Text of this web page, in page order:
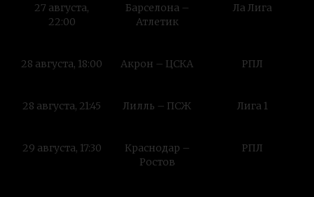
27 августа,
22:00
Барселона –
Атлетик
Ла Лига
28 августа, 18:00 Акрон – ЦСКА РПЛ
28 августа, 21:45 Лилль – ПСЖ Лига 1
29 августа, 17:30
Краснодар –
Ростов
РПЛ